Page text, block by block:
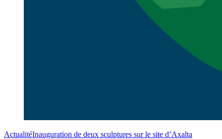
ActualitéInauguration de deux sculptures sur le site d’Axalta